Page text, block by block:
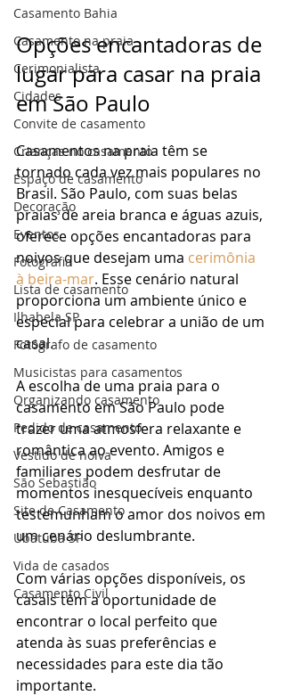
Casamento Bahia
Casamento na praia
Cerimonialista
Cidades
Convite de casamento
Crianças no casamento
Espaço de casamento
Decoração
Eventos
Fotografia
Lista de casamento
Ilhabela SP
Fotógrafo de casamento
Musicistas para casamentos
Organizando casamento
Pedido de casamento
Vestido de noiva
São Sebastião
Site de Casamento
Ubatuba SP
Vida de casados
Casamento Civil
Opções encantadoras de
lugar para casar na praia
em São Paulo
Casamentos na praia têm se
tornado cada vez mais populares no
Brasil. São Paulo, com suas belas
praias de areia branca e águas azuis,
oferece opções encantadoras para
noivos que desejam uma cerimônia
à beira-mar. Esse cenário natural
proporciona um ambiente único e
especial para celebrar a união de um
casal.
A escolha de uma praia para o
casamento em São Paulo pode
trazer uma atmosfera relaxante e
romântica ao evento. Amigos e
familiares podem desfrutar de
momentos inesquecíveis enquanto
testemunham o amor dos noivos em
um cenário deslumbrante.
Com várias opções disponíveis, os
casais têm a oportunidade de
encontrar o local perfeito que
atenda às suas preferências e
necessidades para este dia tão
importante.